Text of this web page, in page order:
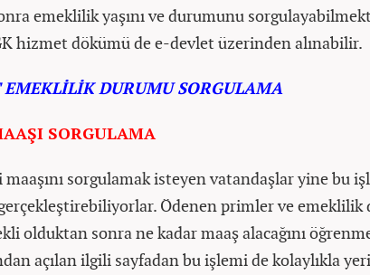
emeklilik yaşını ve durumunu
hizmet dökümü de e-devlet üzerinden alınabilir.
EMEKLİLİK DURUMU SORGULAMA
SORGULAMA
maaşını sorgulamak isteyen vatandaşlar yine bu
Ödenen primler ve emeklilik
olduktan sonra ne kadar maaş alacağını
açılan ilgili sayfadan bu işlemi de kolaylıkla